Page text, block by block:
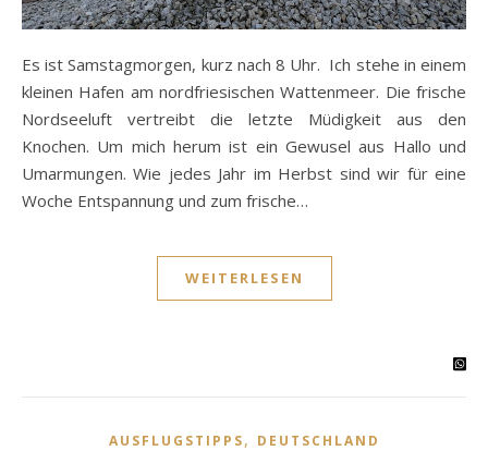
Es ist Samstagmorgen, kurz nach 8 Uhr. Ich stehe in einem
kleinen Hafen am nordfriesischen Wattenmeer. Die frische
Nordseeluft vertreibt die letzte Müdigkeit aus den
Knochen. Um mich herum ist ein Gewusel aus Hallo und
Umarmungen. Wie jedes Jahr im Herbst sind wir für eine
Woche Entspannung und zum frische…
WEITERLESEN
AUSFLUGSTIPPS, DEUTSCHLAND